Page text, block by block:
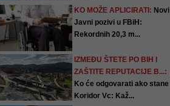
KO MOŽE APLICIRATI: Novi
Javni pozivi u FBiH:
Rekordnih 20,3 m...
IZMEĐU ŠTETE PO BIH I
ZAŠTITE REPUTACIJE B...:
Ko će odgovarati ako stane
Koridor Vc: Kaž...